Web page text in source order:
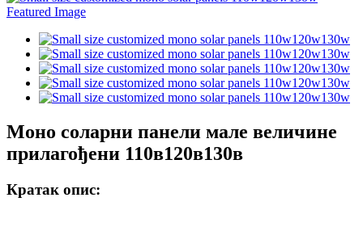
Моно соларни панели мале величине
прилагођени 110в120в130в
Кратак опис: